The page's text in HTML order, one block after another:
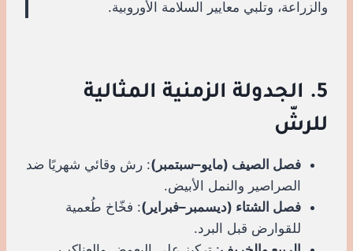
والزراعة، وتلبي معايير السلامة الأوروبية.
5. الجدولة الزمنية المثالية
للرشّ
فصل الصيف (مايو–سبتمبر): رش وقائي شهريًا ضد
الصراصير والنمل الأبيض.
فصل الشتاء (ديسمبر–فبراير): فخّاخ طُعمية
للقوارض قبل البرد.